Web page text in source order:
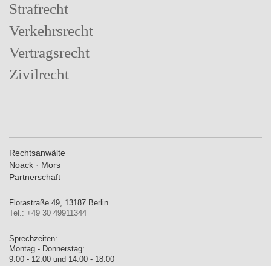
Strafrecht
Verkehrsrecht
Vertragsrecht
Zivilrecht
Rechtsanwälte
Noack · Mors
Partnerschaft
Florastraße 49, 13187 Berlin
Tel.: +49 30 49911344
Sprechzeiten:
Montag - Donnerstag:
9.00 - 12.00 und 14.00 - 18.00